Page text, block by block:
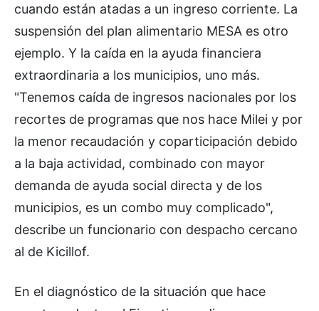
cuando están atadas a un ingreso corriente. La
suspensión del plan alimentario MESA es otro
ejemplo. Y la caída en la ayuda financiera
extraordinaria a los municipios, uno más.
"Tenemos caída de ingresos nacionales por los
recortes de programas que nos hace Milei y por
la menor recaudación y coparticipación debido
a la baja actividad, combinado con mayor
demanda de ayuda social directa y de los
municipios, es un combo muy complicado",
describe un funcionario con despacho cercano
al de Kicillof.
En el diagnóstico de la situación que hace